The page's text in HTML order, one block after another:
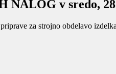
v sredo,
za strojno obdelavo